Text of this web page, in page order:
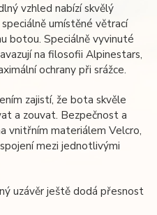
vzhled nabízí skvělý
umístěné větrací
botou. Speciálně vyvinuté
na filosofii Alpinestars,
ochrany při srážce.
zajistí, že bota skvěle
a zouvat. Bezpečnost a
vnitřním materiálem Velcro,
mezi jednotlivými
uzávěr ještě dodá přesnost